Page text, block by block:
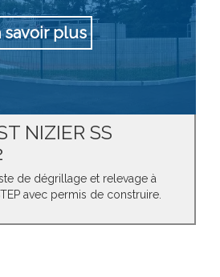
savoir plus
NIZIER SS
de dégrillage et relevage à
avec permis de construire.